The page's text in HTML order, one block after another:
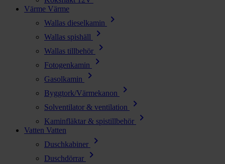
Värme Värme
Wallas dieselkamin
chevron_right
Wallas spishäll chevron_right
Wallas tillbehör chevron_right
Fotogenkamin chevron_right
Gasolkamin chevron_right
Byggtork/Värmekanon chevron_right
Solventilator & ventilation chevron_right
Kaminfläktar & spistillbehör chevron_right
Vatten Vatten
Duschkabiner
chevron_right
Duschdörrar chevron_right